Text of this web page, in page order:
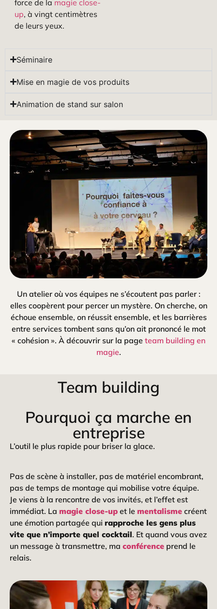
force de la magie close-
up, à vingt centimètres
de leurs yeux.
Séminaire
Mise en magie de vos produits
Animation de stand sur salon
Un atelier où vos équipes ne s’écoutent pas parler :
elles coopèrent pour percer un mystère. On cherche, on
échoue ensemble, on réussit ensemble, et les barrières
entre services tombent sans qu’on ait prononcé le mot
« cohésion ». À découvrir sur la page team building en
magie.
Team building
Pourquoi ça marche en
entreprise
L’outil le plus rapide pour briser la glace.
Pas de scène à installer, pas de matériel encombrant,
pas de temps de montage qui mobilise votre équipe.
Je viens à la rencontre de vos invités, et l’effet est
immédiat. La magie close-up et le mentalisme créent
une émotion partagée qui rapproche les gens plus
vite que n’importe quel cocktail. Et quand vous avez
un message à transmettre, ma conférence prend le
relais.